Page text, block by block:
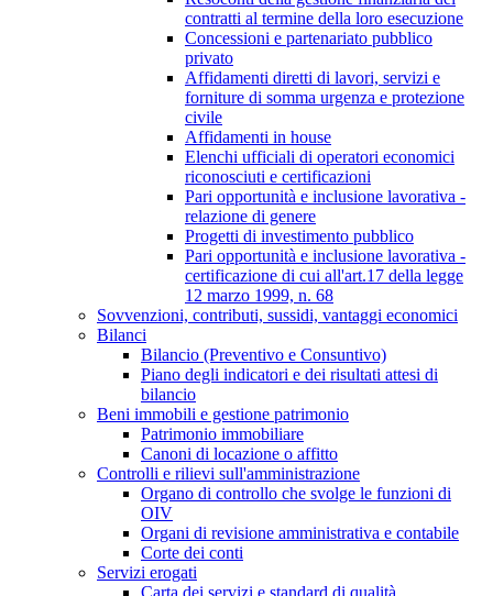
contratti al termine della loro esecuzione
Concessioni e partenariato pubblico
privato
Affidamenti diretti di lavori, servizi e
forniture di somma urgenza e protezione
civile
Affidamenti in house
Elenchi ufficiali di operatori economici
riconosciuti e certificazioni
Pari opportunità e inclusione lavorativa -
relazione di genere
Progetti di investimento pubblico
Pari opportunità e inclusione lavorativa -
certificazione di cui all'art.17 della legge
12 marzo 1999, n. 68
Sovvenzioni, contributi, sussidi, vantaggi economici
Bilanci
Bilancio (Preventivo e Consuntivo)
Piano degli indicatori e dei risultati attesi di
bilancio
Beni immobili e gestione patrimonio
Patrimonio immobiliare
Canoni di locazione o affitto
Controlli e rilievi sull'amministrazione
Organo di controllo che svolge le funzioni di
OIV
Organi di revisione amministrativa e contabile
Corte dei conti
Servizi erogati
Carta dei servizi e standard di qualità